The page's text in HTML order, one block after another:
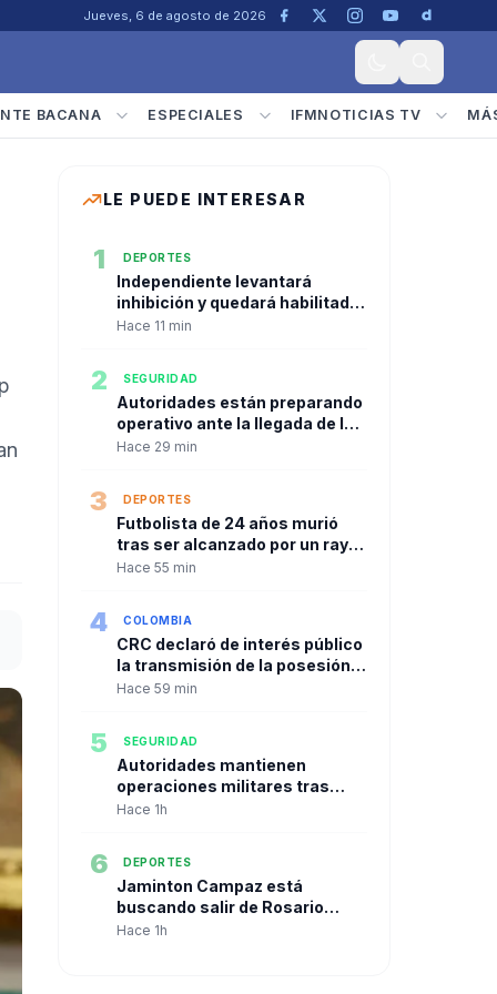
Jueves, 6 de agosto de 2026
BACANA ESPECIALES IFMNOTICIAS TV
LE PUEDE INTERESAR
1 DEPORTES
Independiente levantará
inhibición y quedará habilitado
el arquero Santiago Mele
Hace 11 min
2 SEGURIDAD
Autoridades están preparando
operativo ante la llegada de la
minga indígena a la capital del
Hace 29 min
3 DEPORTES
Futbolista de 24 años murió
tras ser alcanzado por un rayo
durante un partido en Tailandia
Hace 55 min
4 COLOMBIA
CRC declaró de interés público
la transmisión de la posesión
presidencial de Abelardo De La
Hace 59 min
5 SEGURIDAD
Autoridades mantienen
operaciones militares tras
combates con disidencias de
Hace 1h
6 DEPORTES
Jaminton Campaz está
buscando salir de Rosario
Central y América de México
Hace 1h